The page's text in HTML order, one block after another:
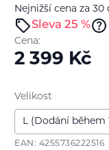
Nejnižší cena za 30
Sleva 25 %
Cena:
2 399 Kč
Velikost
EAN: 4255736222516